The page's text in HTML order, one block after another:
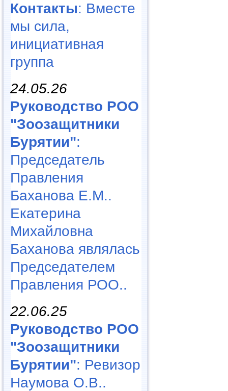
Контакты: Вместе
мы сила,
инициативная
группа
24.05.26
Руководство РОО
"Зоозащитники
Бурятии":
Председатель
Правления
Баханова Е.М..
Екатерина
Михайловна
Баханова являлась
Председателем
Правления РОО..
22.06.25
Руководство РОО
"Зоозащитники
Бурятии": Ревизор
Наумова О.В..